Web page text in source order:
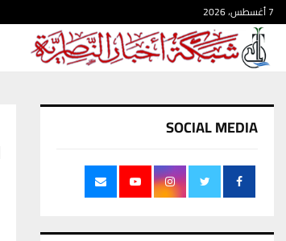
7 أغسطس، 2026
SOCIAL MEDIA